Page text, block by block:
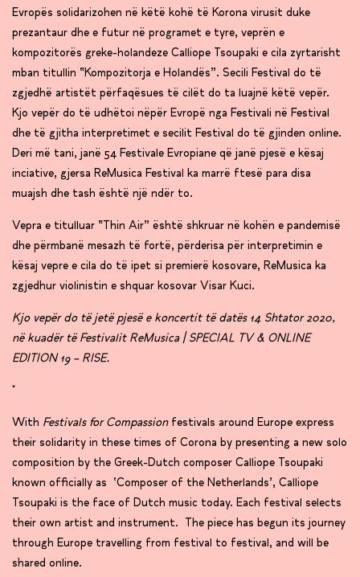
Evropës solidarizohen në këtë kohë të Korona virusit duke
prezantaur dhe e futur në programet e tyre, veprën e
kompozitorës greke-holandeze Calliope Tsoupaki e cila zyrtarisht
mban titullin “Kompozitorja e Holandës”. Secili Festival do të
zgjedhë artistët përfaqësues të cilët do ta luajnë këtë vepër.
Kjo vepër do të udhëtoi nëpër Evropë nga Festivali në Festival
dhe të gjitha interpretimet e secilit Festival do të gjinden online.
Deri më tani, janë 54 Festivale Evropiane që janë pjesë e kësaj
inciative, gjersa ReMusica Festival ka marrë ftesë para disa
muajsh dhe tash është një ndër to.
Vepra e titulluar “Thin Air” është shkruar në kohën e pandemisë
dhe përmbanë mesazh të fortë, përderisa për interpretimin e
kësaj vepre e cila do të ipet si premierë kosovare, ReMusica ka
zgjedhur violinistin e shquar kosovar Visar Kuci.
Kjo vepër do të jetë pjesë e koncertit të datës 14 Shtator 2020,
në kuadër të Festivalit ReMusica | SPECIAL TV & ONLINE
EDITION 19 – RISE.
*
With Festivals for Compassionfestivals around Europe express
their solidarity in these times of Corona by presenting a new solo
composition by the Greek-Dutch composer Calliope Tsoupaki
known officially as ‘Composer of the Netherlands’, Calliope
Tsoupaki is the face of Dutch music today. Each festival selects
their own artist and instrument. The piece has begun its journey
through Europe travelling from festival to festival, and will be
shared online.